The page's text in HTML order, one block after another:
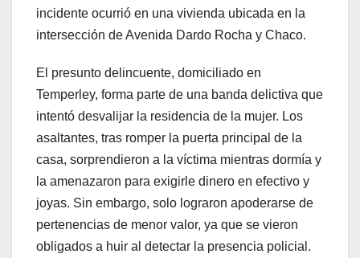
incidente ocurrió en una vivienda ubicada en la
intersección de Avenida Dardo Rocha y Chaco.
El presunto delincuente, domiciliado en
Temperley, forma parte de una banda delictiva que
intentó desvalijar la residencia de la mujer. Los
asaltantes, tras romper la puerta principal de la
casa, sorprendieron a la víctima mientras dormía y
la amenazaron para exigirle dinero en efectivo y
joyas. Sin embargo, solo lograron apoderarse de
pertenencias de menor valor, ya que se vieron
obligados a huir al detectar la presencia policial.